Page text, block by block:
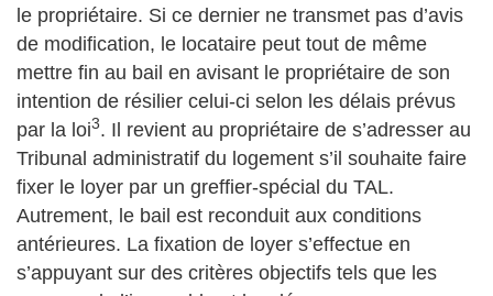
le propriétaire. Si ce dernier ne transmet pas d’avis
de modification, le locataire peut tout de même
mettre fin au bail en avisant le propriétaire de son
intention de résilier celui-ci selon les délais prévus
par la loi3. Il revient au propriétaire de s’adresser au
Tribunal administratif du logement s’il souhaite faire
fixer le loyer par un greffier-spécial du TAL.
Autrement, le bail est reconduit aux conditions
antérieures. La fixation de loyer s’effectue en
s’appuyant sur des critères objectifs tels que les